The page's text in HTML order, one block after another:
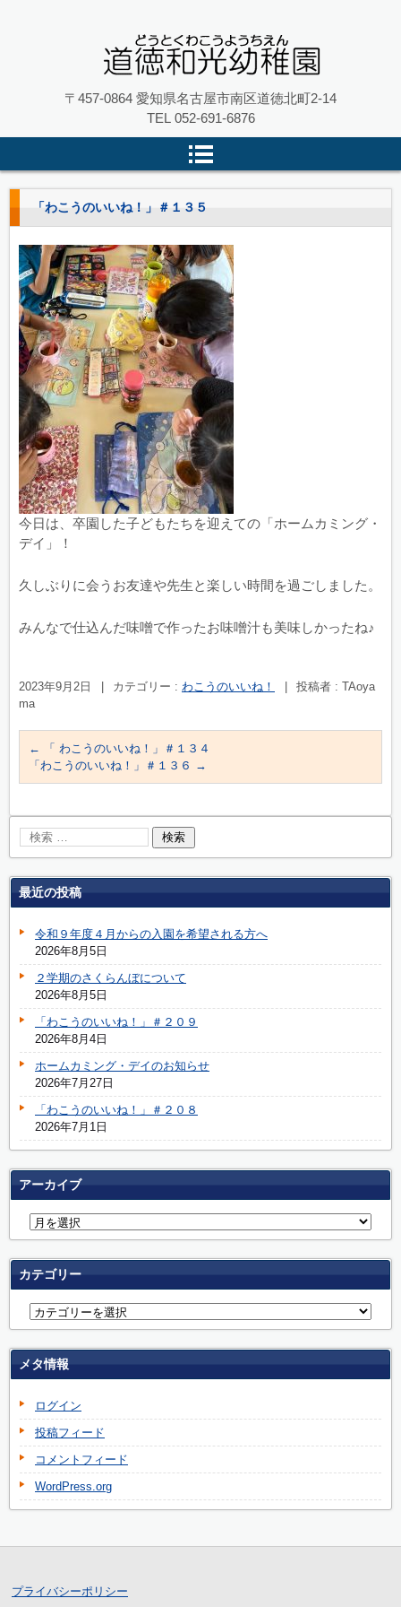
名古屋市南区の 道徳和光幼稚園
〒457-0864 愛知県名古屋市南区道徳北町2-14
TEL 052-691-6876
「わこうのいいね！」＃１３５
今日は、卒園した子どもたちを迎えての「ホームカミング・
デイ」！
久しぶりに会うお友達や先生と楽しい時間を過ごしました。
みんなで仕込んだ味噌で作ったお味噌汁も美味しかったね♪
2023年9月2日 カテゴリー : わこうのいいね！
投稿者 : TAoya
ma
←
「 わこうのいいね！」＃１３４
「わこうのいいね！」＃１３６ →
最近の投稿
令和９年度４月からの入園を希望される方へ
2026年8月5日
２学期のさくらんぼについて
2026年8月5日
「わこうのいいね！」＃２０９
2026年8月4日
ホームカミング・デイのお知らせ
2026年7月27日
「わこうのいいね！」＃２０８
2026年7月1日
アーカイブ
カテゴリー
メタ情報
ログイン
投稿フィード
コメントフィード
WordPress.org
プライバシーポリシー